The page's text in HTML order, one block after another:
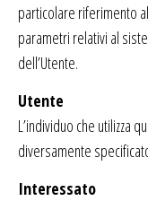
particolare riferimento
parametri relativi al
dell’Utente.
Utente
L’individuo che utilizza
diversamente
Interessato